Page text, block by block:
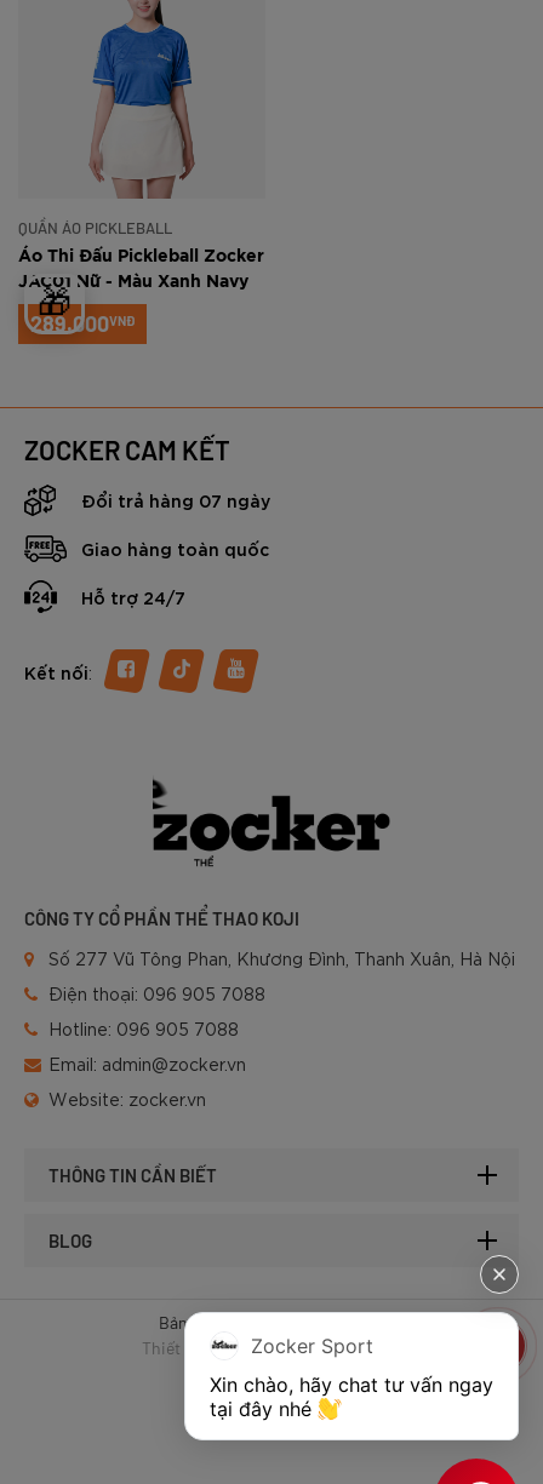
🎁
QUẦN ÁO PICKLEBALL
Áo Thi Đấu Pickleball Zocker
JAC01 Nữ - Màu Xanh Navy
289.000VNĐ
ZOCKER CAM KẾT
Đổi trả hàng 07 ngày
Giao hàng toàn quốc
Hỗ trợ 24/7
Kết nối:
CÔNG TY CỔ PHẦN THỂ THAO KOJI
Số 277 Vũ Tông Phan, Khương Đình, Thanh Xuân, Hà Nội
Điện thoại: 096 905 7088
Hotline: 096 905 7088
Email: admin@zocker.vn
Website: zocker.vn
THÔNG TIN CẦN BIẾT
BLOG
Bản quyền © 2025 của Zocker.
Thiết kế website & SEO - Tất Thành
Zocker Sport
Xin chào, hãy chat tư vấn ngay
tại đây nhé